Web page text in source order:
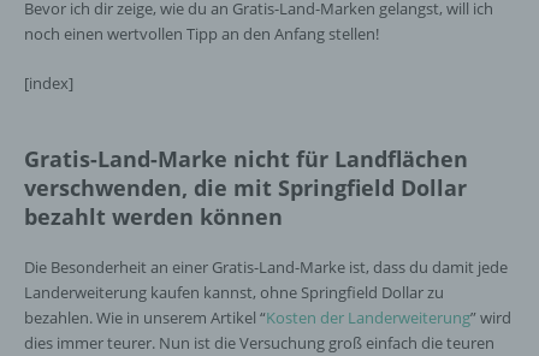
Bevor ich dir zeige, wie du an Gratis-Land-Marken gelangst, will ich
noch einen wertvollen Tipp an den Anfang stellen!
[index]
Gratis-Land-Marke nicht für Landflächen
verschwenden, die mit Springfield Dollar
bezahlt werden können
Die Besonderheit an einer Gratis-Land-Marke ist, dass du damit jede
Landerweiterung kaufen kannst, ohne Springfield Dollar zu
bezahlen. Wie in unserem Artikel “Kosten der Landerweiterung” wird
dies immer teurer. Nun ist die Versuchung groß einfach die teuren